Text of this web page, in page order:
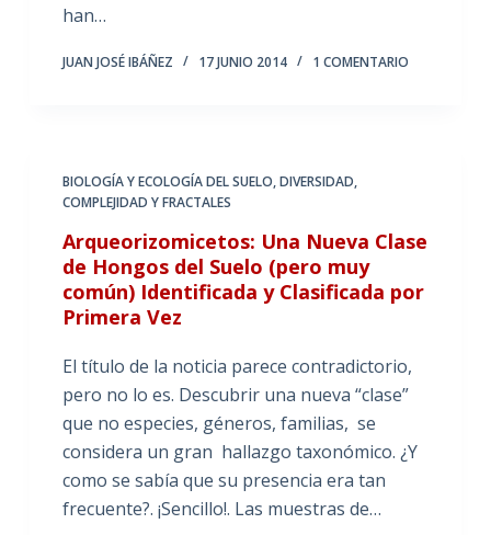
han…
JUAN JOSÉ IBÁÑEZ 17 JUNIO 2014 1 COMENTARIO
BIOLOGÍA Y ECOLOGÍA DEL SUELO,DIVERSIDAD,
COMPLEJIDAD Y FRACTALES
Arqueorizomicetos: Una Nueva Clase
de Hongos del Suelo (pero muy
común) Identificada y Clasificada por
Primera Vez
El título de la noticia parece contradictorio,
pero no lo es. Descubrir una nueva “clase”
que no especies, géneros, familias, se
considera un gran hallazgo taxonómico. ¿Y
como se sabía que su presencia era tan
frecuente?. ¡Sencillo!. Las muestras de…